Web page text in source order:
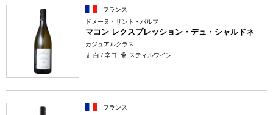
フランス
ドメーヌ・サント・バルブ
マコン レクスプレッション・デュ・シャルドネ
カジュアルクラス
白 / 辛口
スティルワイン
フランス